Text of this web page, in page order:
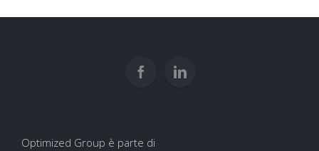
Optimized Group è parte di